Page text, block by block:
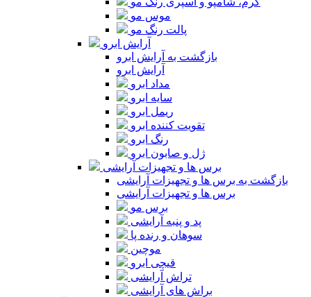
موس مو
پالت رنگ مو
آرایش ابرو
بازگشت به آرایش ابرو
آرایش ابرو
مداد ابرو
سایه ابرو
ریمل ابرو
تقویت کننده ابرو
رنگ ابرو
ژل و صابون ابرو
برس ها و تجهیزات آرایشی
بازگشت به برس ها و تجهیزات آرایشی
برس ها و تجهیزات آرایشی
برس مو
پد و پنبه آرایشی
سوهان و رنده پا
موچین
قیچی ابرو
تراش آرایشی
براش های آرایشی